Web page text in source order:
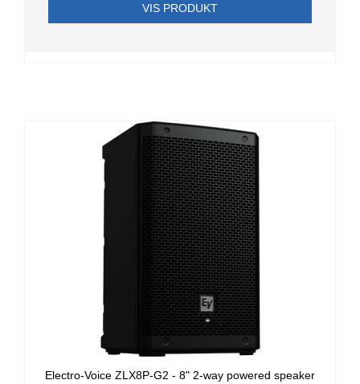
VIS PRODUKT
Electro-Voice ZLX8P-G2 - 8" 2-way powered speaker